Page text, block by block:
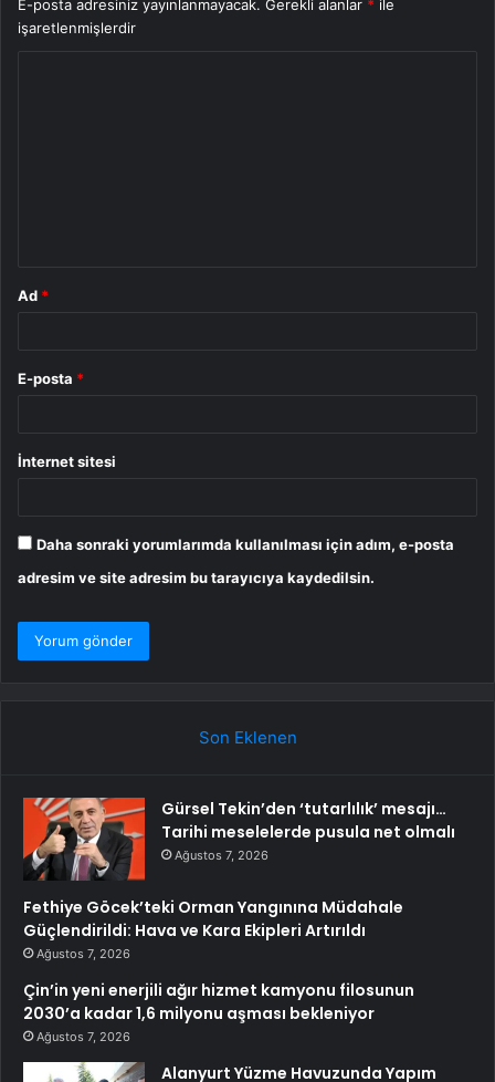
E-posta adresiniz yayınlanmayacak. Gerekli alanlar * ile
işaretlenmişlerdir
Ad *
E-posta *
İnternet sitesi
Daha sonraki yorumlarımda kullanılması için adım, e-posta
adresim ve site adresim bu tarayıcıya kaydedilsin.
Son Eklenen
Gürsel Tekin’den ‘tutarlılık’ mesajı…
Tarihi meselelerde pusula net olmalı
Ağustos 7, 2026
Fethiye Göcek’teki Orman Yangınına Müdahale
Güçlendirildi: Hava ve Kara Ekipleri Artırıldı
Ağustos 7, 2026
Çin’in yeni enerjili ağır hizmet kamyonu filosunun
2030’a kadar 1,6 milyonu aşması bekleniyor
Ağustos 7, 2026
Alanyurt Yüzme Havuzunda Yapım